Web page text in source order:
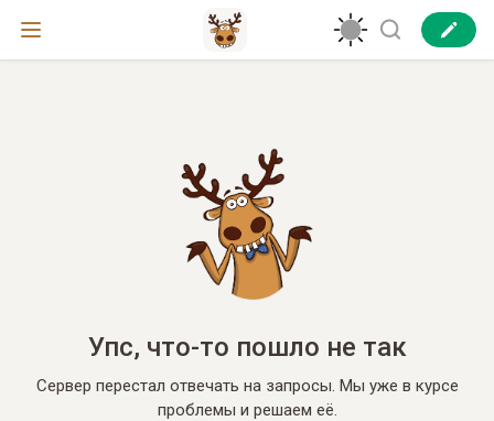
Упс, что-то пошло не так
Сервер перестал отвечать на запросы. Мы уже в курсе
проблемы и решаем её.